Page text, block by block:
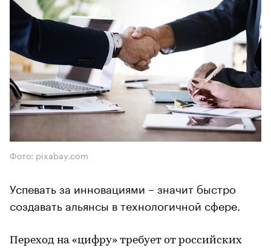
Фото: pixabay.com
Успевать за инновациями – значит быстро
создавать альянсы в технологичной сфере.
Переход на «цифру» требует от российских